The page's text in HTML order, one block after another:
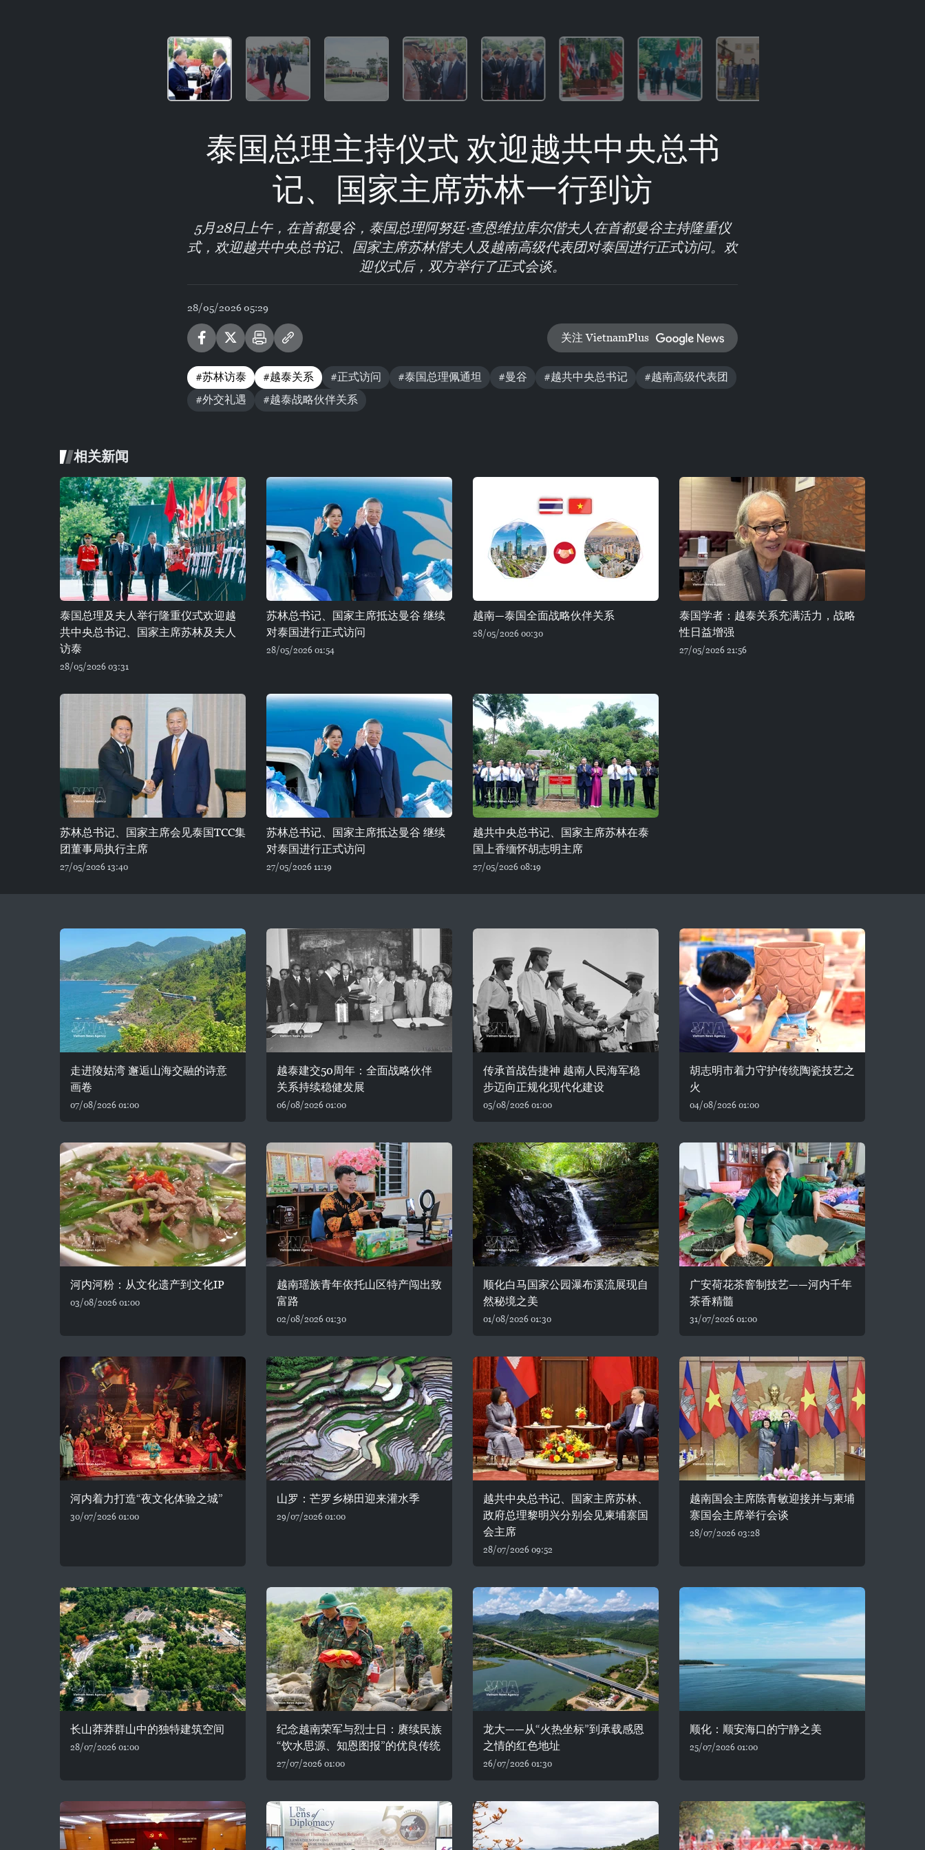
泰国总理主持仪式 欢迎越共中央总书
记、国家主席苏林一行到访
5月28日上午，在首都曼谷，泰国总理阿努廷·查恩维拉库尔偕夫人在首都曼谷主持隆重仪
式，欢迎越共中央总书记、国家主席苏林偕夫人及越南高级代表团对泰国进行正式访问。欢
迎仪式后，双方举行了正式会谈。
28/05/2026 05:29
关注 VietnamPlus
#苏林访泰 #越泰关系 #正式访问 #泰国总理佩通坦 #曼谷 #越共中央总书记
#越南高级代表团
#外交礼遇
#越泰战略伙伴关系
相关新闻
泰国总理及夫人举行隆重仪式欢迎越
共中央总书记、国家主席苏林及夫人
访泰
28/05/2026 03:31
苏林总书记、国家主席抵达曼谷 继续
对泰国进行正式访问
28/05/2026 01:54
越南—泰国全面战略伙伴关系
28/05/2026 00:30
泰国学者：越泰关系充满活力，战略
性日益增强
27/05/2026 21:56
苏林总书记、国家主席会见泰国TCC集
团董事局执行主席
27/05/2026 13:40
苏林总书记、国家主席抵达曼谷 继续
对泰国进行正式访问
27/05/2026 11:19
越共中央总书记、国家主席苏林在泰
国上香缅怀胡志明主席
27/05/2026 08:19
走进陵姑湾 邂逅山海交融的诗意
画卷
07/08/2026 01:00
越泰建交50周年：全面战略伙伴
关系持续稳健发展
06/08/2026 01:00
传承首战告捷神 越南人民海军稳
步迈向正规化现代化建设
05/08/2026 01:00
胡志明市着力守护传统陶瓷技艺之
火
04/08/2026 01:00
河内河粉：从文化遗产到文化IP
03/08/2026 01:00
越南瑶族青年依托山区特产闯出致
富路
02/08/2026 01:30
顺化白马国家公园瀑布溪流展现自
然秘境之美
01/08/2026 01:30
广安荷花茶窨制技艺——河内千年
茶香精髓
31/07/2026 01:00
河内着力打造“夜文化体验之城”
30/07/2026 01:00
山罗：芒罗乡梯田迎来灌水季
29/07/2026 01:00
越共中央总书记、国家主席苏林、
政府总理黎明兴分别会见柬埔寨国
会主席
28/07/2026 09:52
越南国会主席陈青敏迎接并与柬埔
寨国会主席举行会谈
28/07/2026 03:28
长山莽莽群山中的独特建筑空间
28/07/2026 01:00
纪念越南荣军与烈士日：赓续民族
“饮水思源、知恩图报”的优良传统
27/07/2026 01:00
龙大——从“火热坐标”到承载感恩
之情的红色地址
26/07/2026 01:30
顺化：顺安海口的宁静之美
25/07/2026 01:00